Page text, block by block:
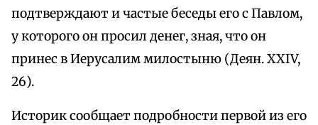
подтверждают и частые беседы его с Павлом,
у которого он просил денег, зная, что он
принес в Иерусалим милостыню (Деян. XXIV,
26).
Историк сообщает подробности первой из его